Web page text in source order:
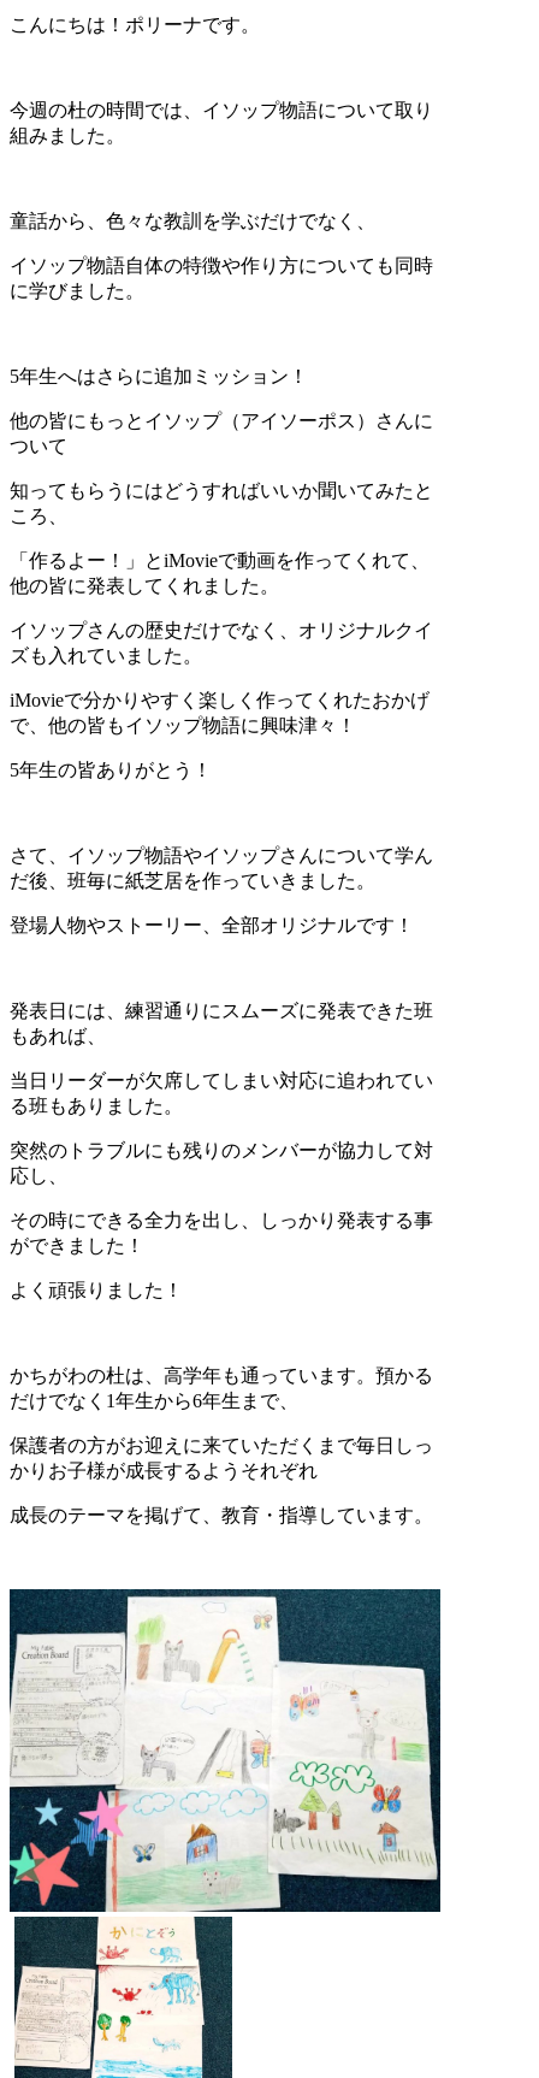
こんにちは！ポリーナです。
今週の杜の時間では、イソップ物語について取り
組みました。
童話から、色々な教訓を学ぶだけでなく、
イソップ物語自体の特徴や作り方についても同時
に学びました。
5年生へはさらに追加ミッション！
他の皆にもっとイソップ（アイソーポス）さんに
ついて
知ってもらうにはどうすればいいか聞いてみたと
ころ、
「作るよー！」とiMovieで動画を作ってくれて、
他の皆に発表してくれました。
イソップさんの歴史だけでなく、オリジナルクイ
ズも入れていました。
iMovieで分かりやすく楽しく作ってくれたおかげ
で、他の皆もイソップ物語に興味津々！
5年生の皆ありがとう！
さて、イソップ物語やイソップさんについて学ん
だ後、班毎に紙芝居を作っていきました。
登場人物やストーリー、全部オリジナルです！
発表日には、練習通りにスムーズに発表できた班
もあれば、
当日リーダーが欠席してしまい対応に追われてい
る班もありました。
突然のトラブルにも残りのメンバーが協力して対
応し、
その時にできる全力を出し、しっかり発表する事
ができました！
よく頑張りました！
かちがわの杜は、高学年も通っています。預かる
だけでなく1年生から6年生まで、
保護者の方がお迎えに来ていただくまで毎日しっ
かりお子様が成長するようそれぞれ
成長のテーマを掲げて、教育・指導しています。